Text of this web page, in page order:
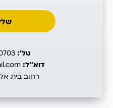
טל’: 050-4640703
דוא’’ל: inbal45@gmail.com
רחוב בית אל 39 תל